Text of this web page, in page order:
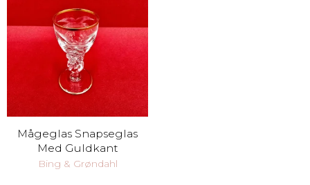
Mågeglas Snapseglas
Med Guldkant
Bing & Grøndahl